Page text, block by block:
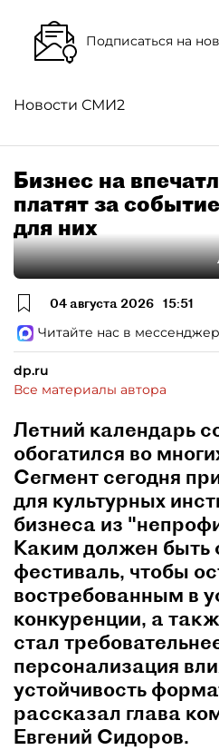
Подписаться на
Новости СМИ2
Бизнес на
платят за
для них
04 августа 2026 15:51
Читайте нас в
dp.ru
Все материалы автора
Летний календарь
обогатился во
Сегмент сегодня
для культурных
бизнеса из
Каким должен быть
фестиваль, чтобы
востребованным в
конкуренции, а
стал
персонализация
устойчивость
рассказал глава
Евгений Сидоров.